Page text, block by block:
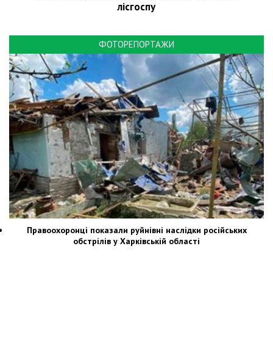
лісгоспу
ФОТОРЕПОРТАЖИ
Правоохоронці показали руйнівні наслідки російських
обстрілів у Харківській області